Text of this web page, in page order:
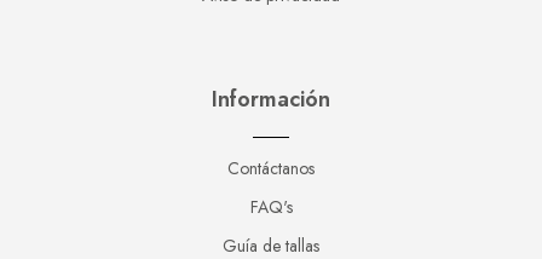
Información
Contáctanos
FAQ's
Guía de tallas